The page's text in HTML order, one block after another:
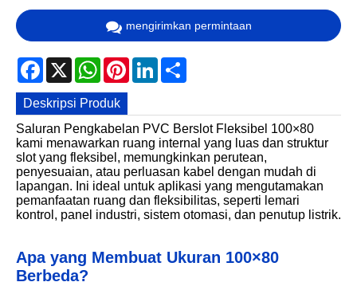
mengirimkan permintaan
Facebook
X WhatsApp
PinterestLinkedIn
Deskripsi Produk
Saluran Pengkabelan PVC Berslot Fleksibel 100×80
kami menawarkan ruang internal yang luas dan struktur
slot yang fleksibel, memungkinkan perutean,
penyesuaian, atau perluasan kabel dengan mudah di
lapangan. Ini ideal untuk aplikasi yang mengutamakan
pemanfaatan ruang dan fleksibilitas, seperti lemari
kontrol, panel industri, sistem otomasi, dan penutup listrik.
Apa yang Membuat Ukuran 100×80
Berbeda?